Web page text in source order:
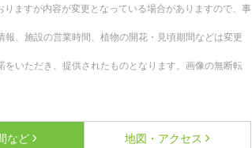
ますが内容が変更となっている場合がありますので、事
、施設の営業時間、植物の開花・見頃期間などは変更
いただき、提供されたものとなります。画像の無断転
など 地図・アクセス